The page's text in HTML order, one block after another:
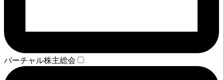
バーチャル株主総会